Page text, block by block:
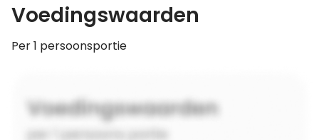
Voedingswaarden
Per 1 persoonsportie